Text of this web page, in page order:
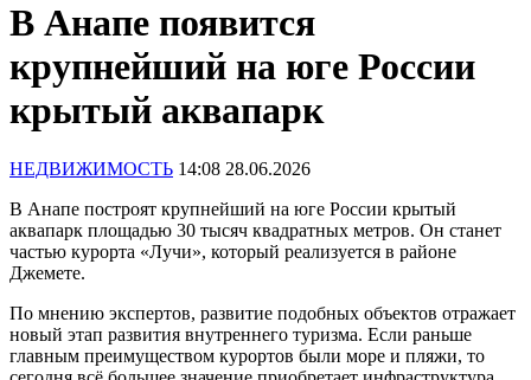
В Анапе появится
крупнейший на юге России
крытый аквапарк
НЕДВИЖИМОСТЬ 14:08 28.06.2026
В Анапе построят крупнейший на юге России крытый
аквапарк площадью 30 тысяч квадратных метров. Он станет
частью курорта «Лучи», который реализуется в районе
Джемете.
По мнению экспертов, развитие подобных объектов отражает
новый этап развития внутреннего туризма. Если раньше
главным преимуществом курортов были море и пляжи, то